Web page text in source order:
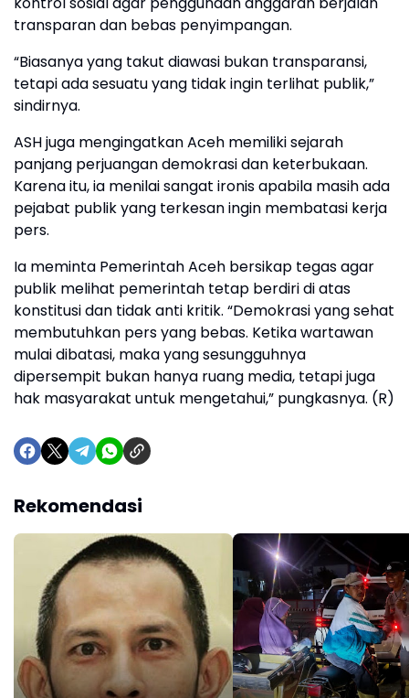
transparan dan bebas penyimpangan.
“Biasanya yang takut diawasi bukan transparansi,
tetapi ada sesuatu yang tidak ingin terlihat publik,”
sindirnya.
ASH juga mengingatkan Aceh memiliki sejarah
panjang perjuangan demokrasi dan keterbukaan.
Karena itu, ia menilai sangat ironis apabila masih ada
pejabat publik yang terkesan ingin membatasi kerja
pers.
Ia meminta Pemerintah Aceh bersikap tegas agar
publik melihat pemerintah tetap berdiri di atas
konstitusi dan tidak anti kritik. “Demokrasi yang sehat
membutuhkan pers yang bebas. Ketika wartawan
mulai dibatasi, maka yang sesungguhnya
dipersempit bukan hanya ruang media, tetapi juga
hak masyarakat untuk mengetahui,” pungkasnya. (R)
Rekomendasi